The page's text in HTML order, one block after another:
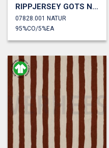
RIPPJERSEY GOTS NATUR HERZEN
07828.001 NATUR
95%CO/5%EA